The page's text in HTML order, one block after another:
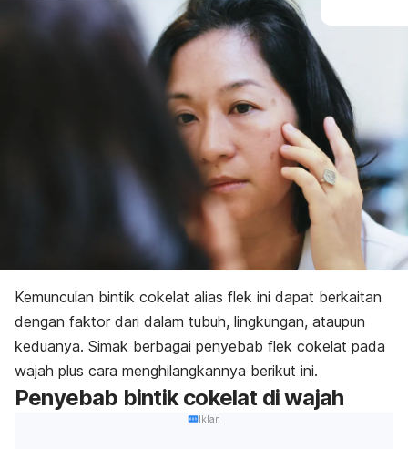
Kemunculan bintik cokelat alias flek ini dapat berkaitan
dengan faktor dari dalam tubuh, lingkungan, ataupun
keduanya. Simak berbagai penyebab flek cokelat pada
wajah plus cara menghilangkannya berikut ini.
Penyebab bintik cokelat di wajah
Iklan